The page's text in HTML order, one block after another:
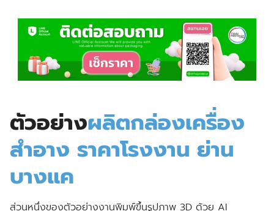
ตัวอย่างผลิตกล่องเครื่อง
สำอาง ราคาโรงงาน ย่าน
บางแค
ส่วนหนึ่งของตัวอย่างงานพิมพ์ขึ้นรูปภาพ 3D ด้วย AI